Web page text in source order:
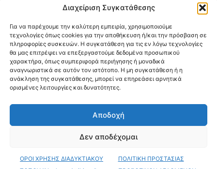
Διαχείριση Συγκατάθεσης
Για να παρέχουμε την καλύτερη εμπειρία, χρησιμοποιούμε
τεχνολογίες όπως cookies για την αποθήκευση ή/και την πρόσβαση σε
πληροφορίες συσκευών. Η συγκατάθεση για τις εν λόγω τεχνολογίες
θα μας επιτρέψει να επεξεργαστούμε δεδομένα προσωπικού
χαρακτήρα, όπως συμπεριφορά περιήγησης ή μοναδικά
αναγνωριστικά σε αυτόν τον ιστότοπο. Η μη συγκατάθεση ή η
ανάκληση της συγκατάθεσης, μπορεί να επηρεάσει αρνητικά
ορισμένες λειτουργίες και δυνατότητες.
Αποδοχή
Δεν αποδέχομαι
ΟΡΟΙ ΧΡΗΣΗΣ ΔΙΑΔΥΚΤΙΑΚΟΥ
ΠΟΛΙΤΙΚΗ ΠΡΟΣΤΑΣΙΑΣ
Επικοινωνία:info@neologosattikis.gr
ΑΚΟΛΟΥΘΗΣΕ ΜΑΣ
Videos Όροι Χρήσης
© Copyright 2026 ΝΕΟΛΟΓΟΣ ΑΤΤΙΚΗΣ • All Rights Reserved •